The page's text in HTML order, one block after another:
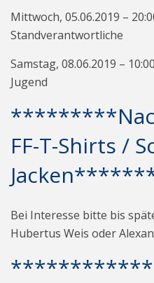
Mittwoch, 05.06.2019 –
Standverantwortliche
Samstag, 08.06.2019 –
Jugend
FF-T-Shirts /
Bei Interesse bitte bis
Hubertus Weis oder